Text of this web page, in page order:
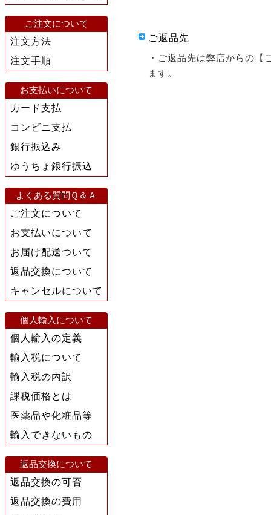
ご注文について
注文方法
注文手順
お支払いについて
カード支払
コンビニ支払
銀行振込み
ゆうちょ銀行振込
よくある質問Ｑ＆Ａ
ご注文について
お支払いについて
お届け配送ついて
返品交換について
キャンセルについて
個人輸入について
個人輸入の定義
輸入税について
輸入税の内訳
課税価格とは
医薬品や化粧品等
輸入できないもの
返品交換について
返品交換の可否
返品交換の費用
ご返品先
・ご返品先は弊店からの【
ます。